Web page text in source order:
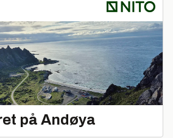
på Andøya